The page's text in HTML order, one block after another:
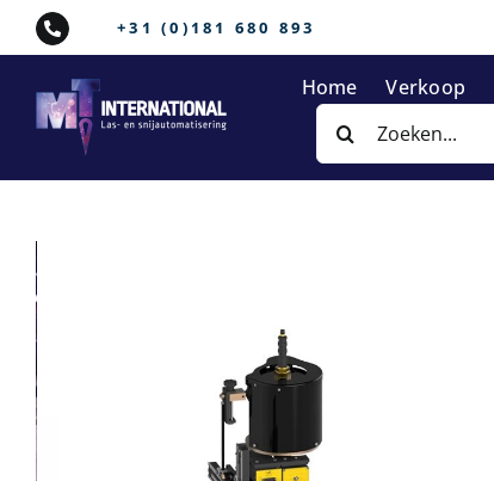
naar
+31 (0)181 680 893
Home Verkoop
Zoeken
naar: